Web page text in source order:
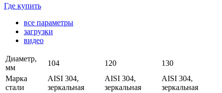
Где купить
все параметры
загрузки
видео
Диаметр,
мм
104 120
130
Марка
стали
AISI 304,
зеркальная
AISI 304,
зеркальная
AISI 304,
зеркальная